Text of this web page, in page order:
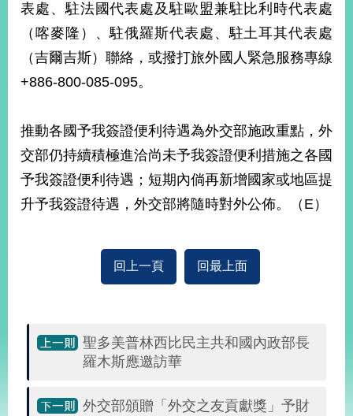
關
網
站
信
箱
專
頁
LINEInstagram
X平台
(原推特)
資
開
放
表處、駐法國代表處及駐歐盟兼駐比利時代表處
（喀麥隆）、駐俄羅斯代表處、駐土耳其代表處
（吉爾吉斯）聯絡，或撥打旅外國人緊急服務專線
+886-800-085-095。
推動各國予我簽證便利待遇為外交部施政重點，外
交部仍持續積極進洽尚未予我簽證便利措施之各國
予我簽證便利待遇；短期內倘再新增國家或地區提
升予我簽證待遇，外交部將隨時對外公佈。（E）
回上一頁 回最上面
聖多美普林西比民主共和國內政部長
羅木斯應邀訪華
外交部頒贈「外交之友貢獻獎」予財